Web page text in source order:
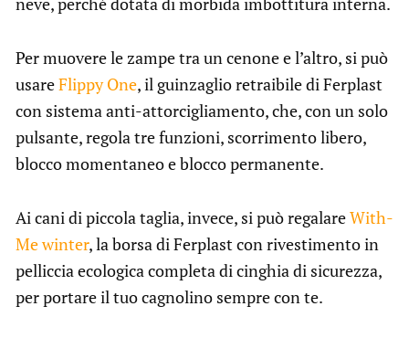
Per muovere le zampe tra un cenone e l’altro, si può
usareFlippy One, il guinzaglio retraibile di Ferplast
con sistema anti-attorcigliamento, che, con un solo
pulsante, regola tre funzioni, scorrimento libero,
blocco momentaneo e blocco permanente.
Ai cani di piccola taglia, invece, si può regalareWith-
Me winter, la borsa di Ferplast con rivestimento in
pelliccia ecologica completa di cinghia di sicurezza,
per portare il tuo cagnolino sempre con te.